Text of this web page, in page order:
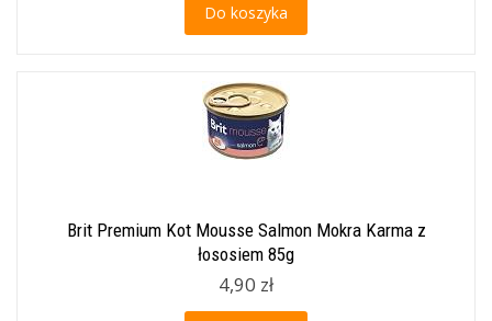
Do koszyka
Brit Premium Kot Mousse Salmon Mokra Karma z
łososiem 85g
4,90 zł